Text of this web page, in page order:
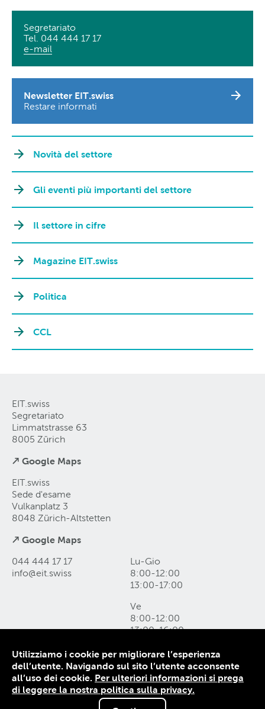
Segretariato
Tel. 044 444 17 17
e-mail
Newsletter EIT.swiss
Restare informati
Novità del settore
Gli eventi più importanti del settore
Il settore in cifre
Magazine EIT.swiss
Politica
CCL
EIT.swiss
Segretariato
Limmatstrasse 63
8005 Zürich
↗ Google Maps
EIT.swiss
Sede d'esame
Vulkanplatz 3
8048 Zürich-Altstetten
↗ Google Maps
044 444 17 17
info@eit swiss
Lu-Gio
8:00-12:00
13:00-17:00
Ve
8:00-12:00
13:00-16:00
Come raggiungerci e form di contatto
Protezione dei dati
Colophon
CG
Utilizziamo i cookie per migliorare l’esperienza
dell’utente. Navigando sul sito l’utente acconsente
all’uso dei cookie. Per ulteriori informazioni si prega
di leggere la nostra politica sulla privacy.